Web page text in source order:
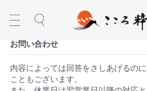
お問い合わせ
内容によっては回答をさしあげるの
こともございます。